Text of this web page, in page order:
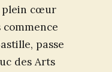
plein cœur
passe
des Arts